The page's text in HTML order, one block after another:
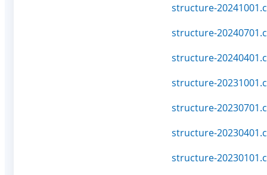
structure-
structure-
structure-
structure-
structure-
structure-
structure-